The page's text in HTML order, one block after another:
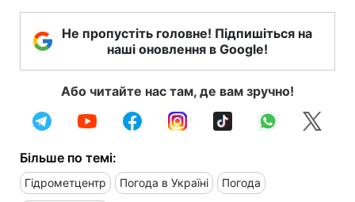
Не пропустіть головне! Підпишіться на
наші оновлення в Google!
Або читайте нас там, де вам зручно!
Більше по темі:
Гідрометцентр Погода в Україні Погода